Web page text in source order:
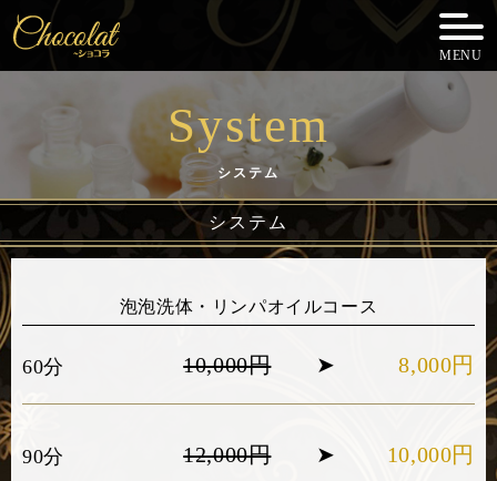
MENU
System
システム
システム
泡泡洗体・リンパオイルコース
60分 10,000円 ➤ 8,000円
90分 12,000円 ➤ 10,000円